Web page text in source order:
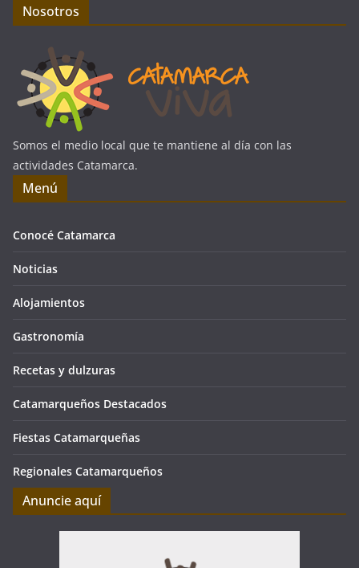
Nosotros
Somos el medio local que te mantiene al día con las
actividades Catamarca.
Menú
Conocé Catamarca
Noticias
Alojamientos
Gastronomía
Recetas y dulzuras
Catamarqueños Destacados
Fiestas Catamarqueñas
Regionales Catamarqueños
Anuncie aquí